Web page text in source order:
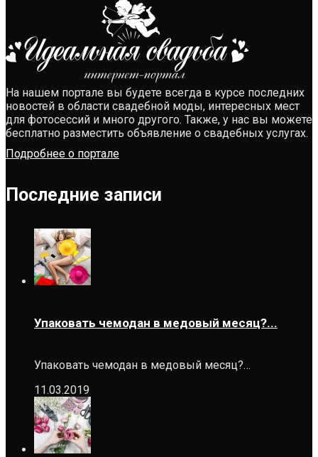
На нашем портале вы будете всегда в курсе последних
новостей в области свадебной моды, интересных мест
для фотосессий и много другого. Также, у нас вы можете
бесплатно разместить объявление о свадебных услугах.
Подробнее о портале
Последние записи
Упаковать чемодан в медовый месяц?...
Упаковать чемодан в медовый месяц?…
11.03.2019